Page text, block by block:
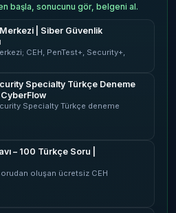
başla, sonucunu gör, belgeni al.
| Siber Güvenlik
CEH, PenTest+, Security+,
Specialty Türkçe Deneme
CyberFlow
Specialty Türkçe deneme
– 100 Türkçe Soru |
oluşan ücretsiz CEH